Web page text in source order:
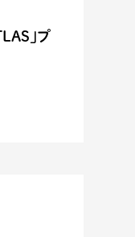
」プ